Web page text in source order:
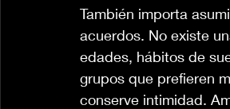
También importa
acuerdos. No existe
edades, hábitos de
grupos que prefieren
conserve intimidad.